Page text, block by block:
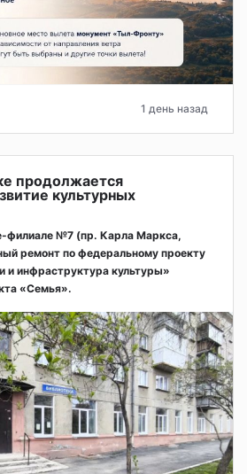
1 день назад
продолжается
культурных
филиале №7 (пр. Карла Маркса,
ремонт по федеральному проекту
и инфраструктура культуры»
«Семья».